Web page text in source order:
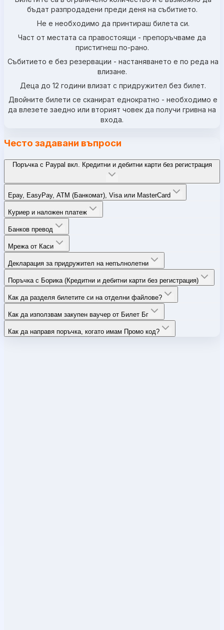
бъдат разпродадени преди деня на събитието.
Не е необходимо да принтираш билета си.
Част от местата са правостоящи - препоръчваме да
пристигнеш по-рано.
Събитието е без резервации - настаняването е по реда на
влизане.
Деца до 12 години влизат с придружител без билет.
Двойните билети се сканират еднократно - необходимо е
да влезете заедно или вторият човек да получи гривна на
входа.
Често задавани въпроси
Поръчка с Paypal вкл. Кредитни и дебитни карти без регистрация
Epay, EasyPay, ATM (Банкомат), Visa или MasterCard
Куриер и наложен платеж
Банков превод
Мрежа от Каси
Декларация за придружител на непълнолетни
Поръчка с Борика (Кредитни и дебитни карти без регистрация)
Как да разделя билетите си на отделни файлове?
Как да използвам закупен ваучер от Билет Бг
Как да направя поръчка, когато имам Промо код?